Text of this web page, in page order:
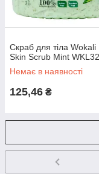
Скраб для тіла Wokali
Skin Scrub Mint
Немає в наявності
125,46 ₴